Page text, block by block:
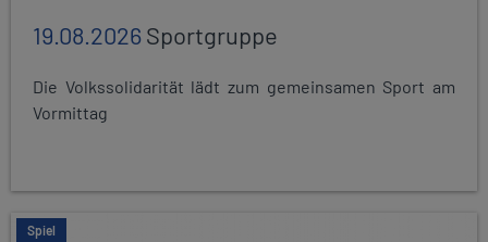
19.08.2026Sportgruppe
Die Volkssolidarität lädt zum gemeinsamen Sport am
Vormittag
Spiel